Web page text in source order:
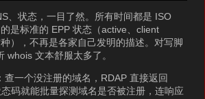
、状态，一目了然。所有时间都是 ISO
是标准的 EPP 状态（active、client
），不再是各家自己发明的描述。对写脚
whois 文本舒服太多了。
查一个没注册的域名，RDAP 直接返回
码就能批量探测域名是否被注册，连响应